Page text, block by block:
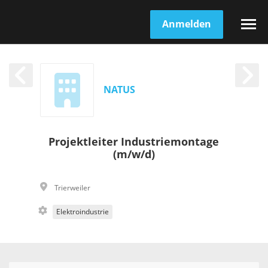
Anmelden
NATUS
Projektleiter Industriemontage
(m/w/d)
Trierweiler
Elektroindustrie